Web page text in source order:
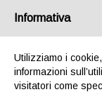
SPEDIAMO
Informativa
Utilizziamo i
informazioni
visitatori come